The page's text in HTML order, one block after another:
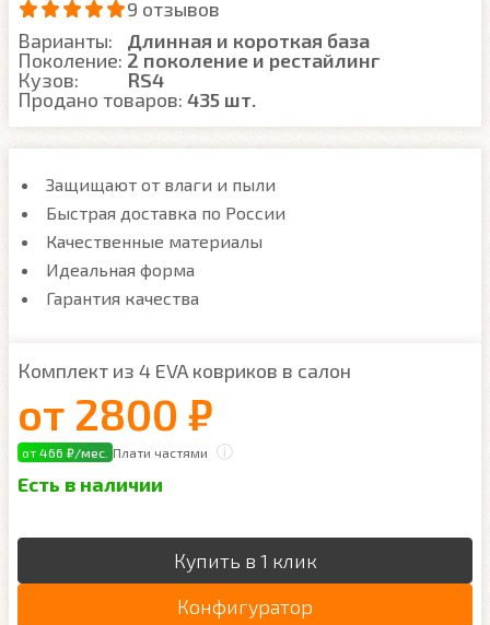
9 отзывов
Варианты:
Длинная и короткая база
Поколение: 2 поколение и рестайлинг
Кузов:
RS4
Продано товаров: 435 шт.
Защищают от влаги и пыли
Быстрая доставка по России
Качественные материалы
Идеальная форма
Гарантия качества
Комплект из 4 EVA ковриков в салон
от 2800 ₽
от 466 ₽/мес. Плати частями
Есть в наличии
Купить в 1 клик
Конфигуратор